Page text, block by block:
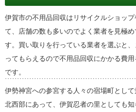
伊賀市の不用品回収はリサイクルショッ
て、店舗の数も多いのでよく業者を見極
す。買い取りを行っている業者を選ぶと
ってもらえるので不用品回収にかかる費
です。
伊勢神宮への参宮する人々の宿場町とし
北西部にあって、伊賀忍者の里としても